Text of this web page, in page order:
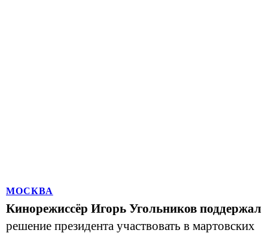
МОСКВА
Кинорежиссёр Игорь Угольников поддержал
решение президента участвовать в мартовских